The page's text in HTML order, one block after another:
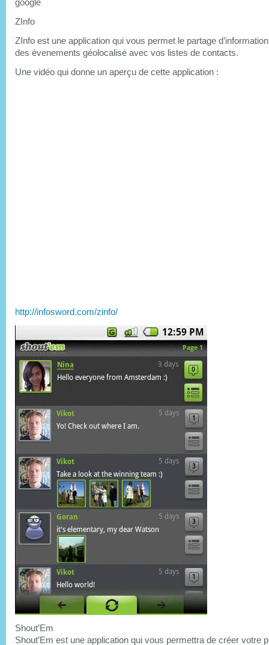
ZInfo
ZInfo est une application qui vous permet le partage
des évenements géolocalisé avec vos listes de contacts.
Une vidéo qui donne un aperçu de cette application :
http://infosword.com/zinfo/
Shout’Em
Shout’Em est une application qui vous permettra de créer votre